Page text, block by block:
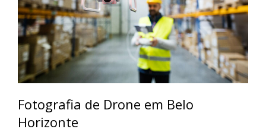
Fotografia de Drone em Belo
Horizonte